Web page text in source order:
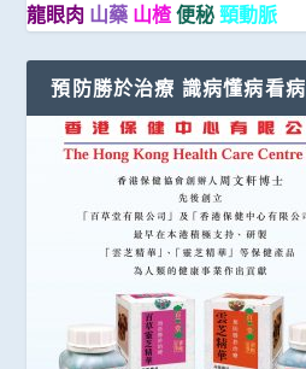
龍眼肉 山藥 山楂 便秘 頸動脈
預防勝於治療 識病懂病看病